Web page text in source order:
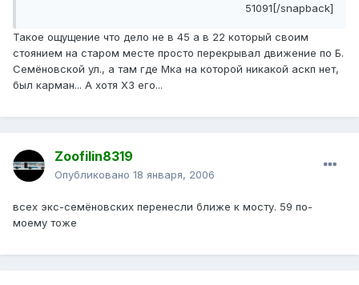
51091[/snapback]
Такое ощущение что дело не в 45 а в 22 который своим
стоянием на старом месте просто перекрывал движение по Б.
Семёновской ул., а там где Мка на которой никакой аскп нет,
был карман... А хотя ХЗ его...
Zoofilin8319
Опубликовано 18 января, 2006
всех экс-семёновских перенесли ближе к мосту. 59 по-
моему тоже